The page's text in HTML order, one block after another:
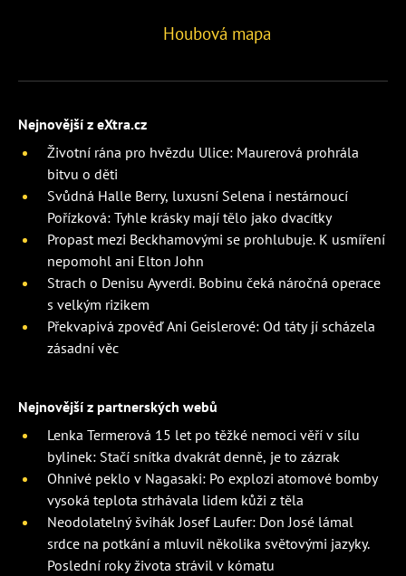
Houbová mapa
Nejnovější z eXtra.cz
Životní rána pro hvězdu Ulice: Maurerová prohrála
bitvu o děti
Svůdná Halle Berry, luxusní Selena i nestárnoucí
Pořízková: Tyhle krásky mají tělo jako dvacítky
Propast mezi Beckhamovými se prohlubuje. K usmíření
nepomohl ani Elton John
Strach o Denisu Ayverdi. Bobinu čeká náročná operace
s velkým rizikem
Překvapivá zpověď Ani Geislerové: Od táty jí scházela
zásadní věc
Nejnovější z partnerských webů
Lenka Termerová 15 let po těžké nemoci věří v sílu
bylinek: Stačí snítka dvakrát denně, je to zázrak
Ohnivé peklo v Nagasaki: Po explozi atomové bomby
vysoká teplota strhávala lidem kůži z těla
Neodolatelný švihák Josef Laufer: Don José lámal
srdce na potkání a mluvil několika světovými jazyky.
Poslední roky života strávil v kómatu